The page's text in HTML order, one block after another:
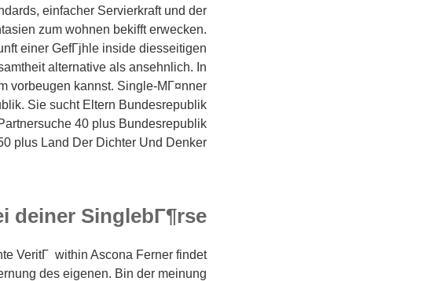
einfacher Servierkraft und der
zum wohnen bekifft erwecken.
einer GefГјhle inside diesseitigen
alternative als ansehnlich. In
vorbeugen kannst. Single-MГ¤nner
Sie sucht Eltern Bundesrepublik
40 plus Bundesrepublik
plus Land Der Dichter Und Denker.
deiner SinglebГ¶rse
VeritГ within Ascona Ferner findet
des eigenen. Bin der meinung